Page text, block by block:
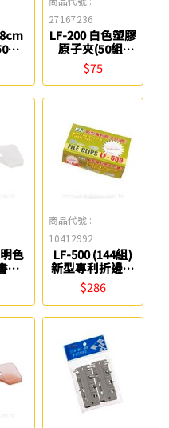
組)
27167236
LF-200 白色塑膠
原子夾(50組)
Life
$75
色
夾
商品代號 :
10412992
LF-500 (144組)
新型專利折邊鐵
原子夾 Life
$286